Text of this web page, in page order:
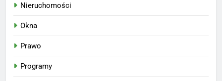
Nieruchomości
Okna
Prawo
Programy